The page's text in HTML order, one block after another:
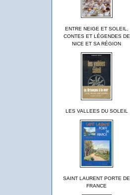
ENTRE NEIGE ET SOLEIL,
CONTES ET LÉGENDES DE
NICE ET SA RÉGION
LES VALLEES DU SOLEIL
SAINT LAURENT PORTE DE
FRANCE